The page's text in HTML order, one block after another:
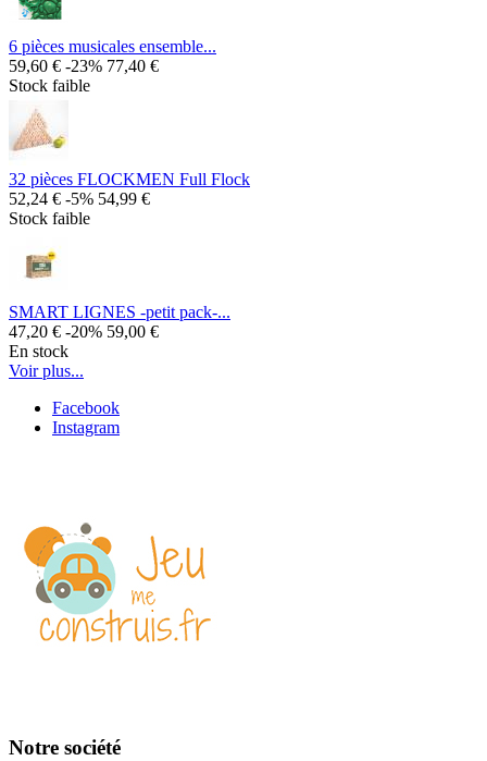
6 pièces musicales ensemble...
59,60 € -23% 77,40 €
Stock faible
32 pièces FLOCKMEN Full Flock
52,24 € -5% 54,99 €
Stock faible
SMART LIGNES -petit pack-...
47,20 € -20% 59,00 €
En stock
Voir plus...
Facebook
Instagram
Notre société